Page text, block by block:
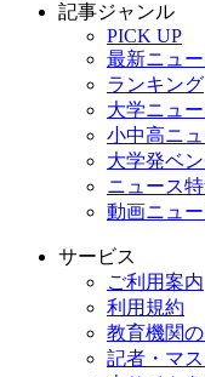
記事ジャンル
PICK UP
最新ニュ
ランキング
大学ニュ
小中高ニ
大学発ベ
ニュース
動画ニュ
サービス
ご利用案内
利用規約
教育機関
記者・マ